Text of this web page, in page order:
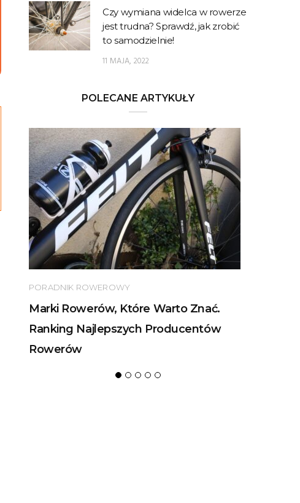
Czy wymiana widelca w rowerze
jest trudna? Sprawdź, jak zrobić
to samodzielnie!
11 MAJA, 2022
POLECANE ARTYKUŁY
PORADNIK ROWEROWY
Marki Rowerów, Które Warto Znać.
Ranking Najlepszych Producentów
Rowerów